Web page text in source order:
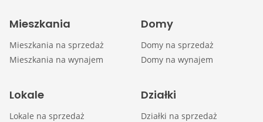
Mieszkania
Mieszkania na sprzedaż
Mieszkania na wynajem
Domy
Domy na sprzedaż
Domy na wynajem
Lokale
Lokale na sprzedaż
Działki
Działki na sprzedaż